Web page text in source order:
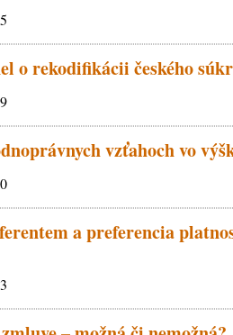
o rekodifikácii českého
vzťahoch vo
a preferencia